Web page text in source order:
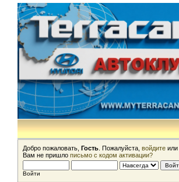
Добро пожаловать, Гость . Пожалуйста, войдите или
Вам не пришло письмо с кодом активации?
Войти